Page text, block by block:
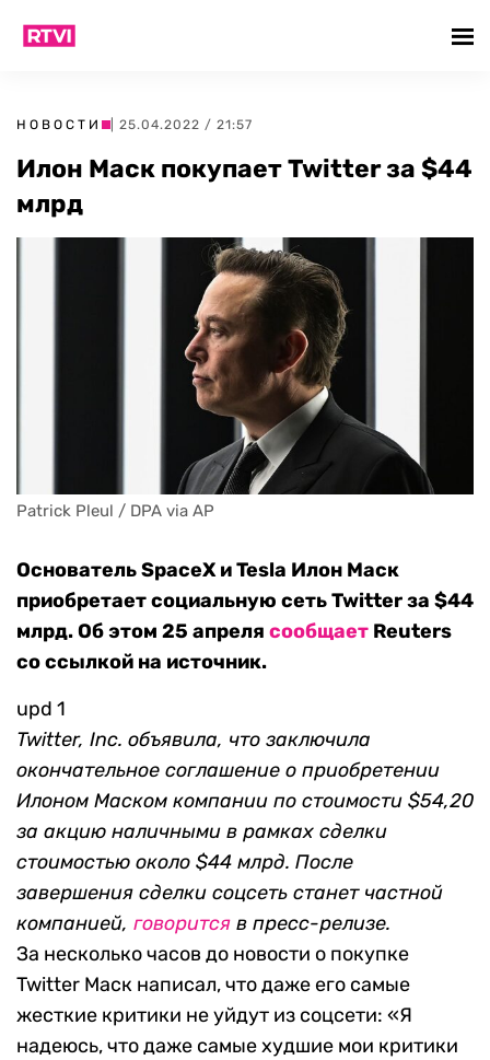
НОВОСТИ | 25.04.2022 / 21:57
Илон Маск покупает Twitter за $44
млрд
Patrick Pleul / DPA via AP
Основатель SpaceX и Tesla Илон Маск
приобретает социальную сеть Twitter за $44
млрд. Об этом 25 апреля сообщает Reuters
со ссылкой на источник.
upd 1
Twitter, Inc. объявила, что заключила
окончательное соглашение о приобретении
Илоном Маском компании по стоимости $54,20
за акцию наличными в рамках сделки
стоимостью около $44 млрд. После
завершения сделки соцсеть станет частной
компанией, говорится в пресс-релизе.
За несколько часов до новости о покупке
Twitter Маск написал, что даже его самые
жесткие критики не уйдут из соцсети: «Я
надеюсь, что даже самые худшие мои критики